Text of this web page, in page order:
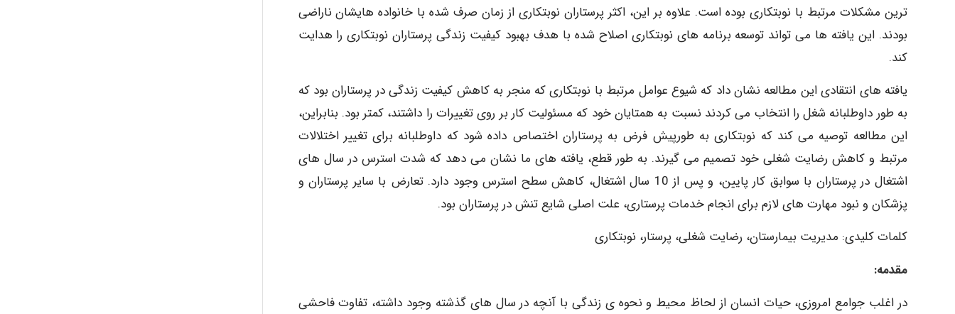
ترین مشکلات مرتبط با نوبتکاری بوده است. علاوه بر این، اکثر پرستاران نوبتکاری از زمان صرف شده با خانواده هایشان ناراضی
بودند. این یافته ها می تواند توسعه برنامه های نوبتکاری اصلاح شده با هدف بهبود کیفیت زندگی پرستاران نوبتکاری را هدایت
کند.
یافته های انتقادی این مطالعه نشان داد که شیوع عوامل مرتبط با نوبتکاری که منجر به کاهش کیفیت زندگی در پرستاران بود که
به طور داوطلبانه شغل را انتخاب می کردند نسبت به همتایان خود که مسئولیت کار بر روی تغییرات را داشتند، کمتر بود. بنابراین،
این مطالعه توصیه می کند که نوبتکاری به طورپیش فرض به پرستاران اختصاص داده شود که داوطلبانه برای تغییر اختلالات
مرتبط و کاهش رضایت شغلی خود تصمیم می گیرند. به طور قطع، یافته های ما نشان می دهد که شدت استرس در سال های
اشتغال در پرستاران با سوابق کار پایین، و پس از 10 سال اشتغال، کاهش سطح استرس وجود دارد. تعارض با سایر پرستاران و
پزشکان و نبود مهارت های لازم برای انجام خدمات پرستاری، علت اصلی شایع تنش در پرستاران بود.
کلمات کلیدی: مدیریت بیمارستان، رضایت شغلی، پرستار، نوبتکاری
مقدمه:
در اغلب جوامع امروزی، حیات انسان از لحاظ محیط و نحوه ی زندگی با آنچه در سال های گذشته وجود داشته، تفاوت فاحشی